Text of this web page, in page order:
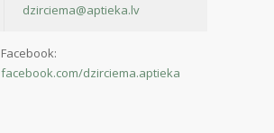
dzirciema@aptieka.lv
Facebook:
facebook.com/dzirciema.aptieka